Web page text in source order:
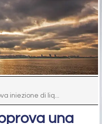
iniezione di liq...
una